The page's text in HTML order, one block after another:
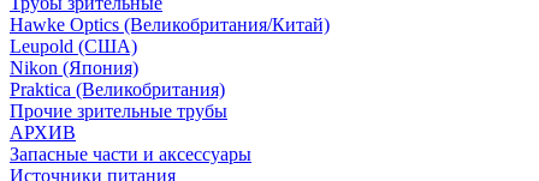
Hawke Optics (Великобритания/Китай)
Leupold (США)
Nikon (Япония)
Praktica (Великобритания)
Прочие зрительные трубы
АРХИВ
Запасные части и аксессуары
Источники питания